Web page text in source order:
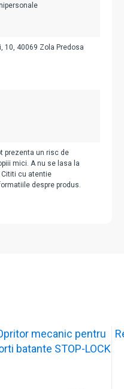
10, 40069 Zola Predosa
prezenta un risc de
mici. A nu se lasa la
cu atentie
despre produs.
mecanic pentru
batante STOP-LOCK